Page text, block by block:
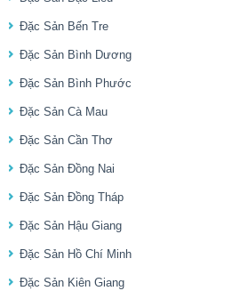
Đặc Sản Bến Tre
Đặc Sản Bình Dương
Đặc Sản Bình Phước
Đặc Sản Cà Mau
Đặc Sản Cần Thơ
Đặc Sản Đồng Nai
Đặc Sản Đồng Tháp
Đặc Sản Hậu Giang
Đặc Sản Hồ Chí Minh
Đặc Sản Kiên Giang